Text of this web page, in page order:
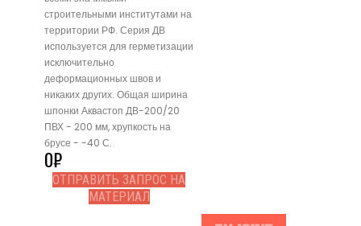
строительными институтами на
территории РФ. Серия ДВ
используется для герметизации
исключительно
деформационных швов и
никаких других. Общая ширина
шпонки Аквастоп ДВ-200/20
ПВХ - 200 мм, хрупкость на
брусе - -40 С.
0₽
ОТПРАВИТЬ ЗАПРОС НА
МАТЕРИАЛ